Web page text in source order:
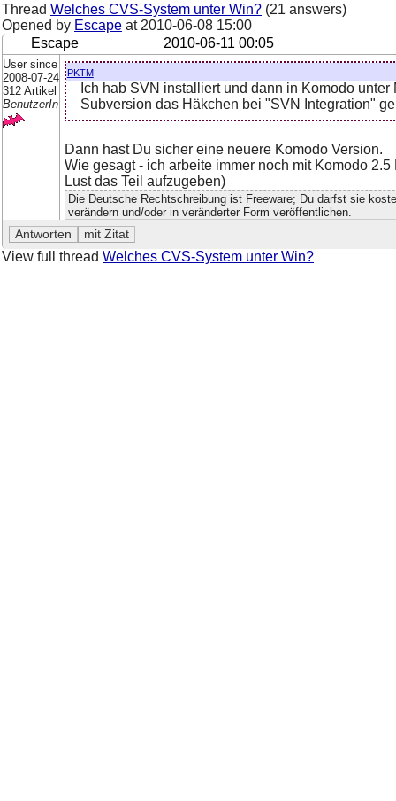
Thread Welches CVS-System unter Win? (21 answers)
Opened by Escape at 2010-06-08 15:00
Escape
2010-06-11 00:05
User since
2008-07-24
312 Artikel
BenutzerIn
pktm
Ich hab SVN installiert und dann in Komodo
Subversion das Häkchen bei "SVN Integration"
Dann hast Du sicher eine neuere Komodo Version.
Wie gesagt - ich arbeite immer noch mit Komodo
Lust das Teil aufzugeben)
Die Deutsche Rechtschreibung ist Freeware; Du darfst sie
verändern und/oder in veränderter Form veröffentlichen.
View full thread Welches CVS-System unter Win?